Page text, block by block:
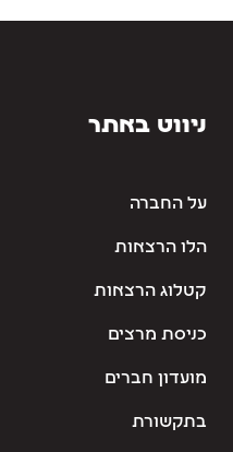
ניווט באתר
על החברה
הלו הרצאות
קטלוג הרצאות
כניסת מרצים
מועדון חברים
בתקשורת